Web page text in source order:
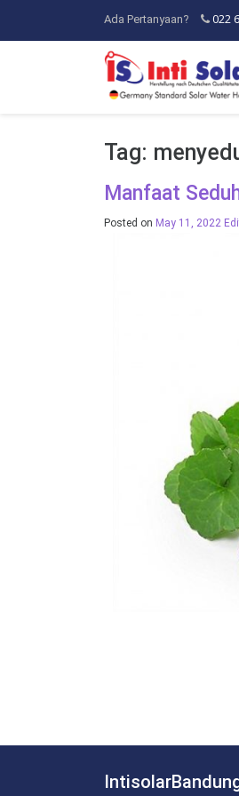
Ada Pertanyaan? 022
Tag:
Manfaat
Posted on May 11, 2022